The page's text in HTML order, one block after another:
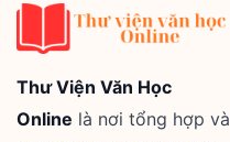
Thư Viện Văn Học
Online là nơi tổng hợp và